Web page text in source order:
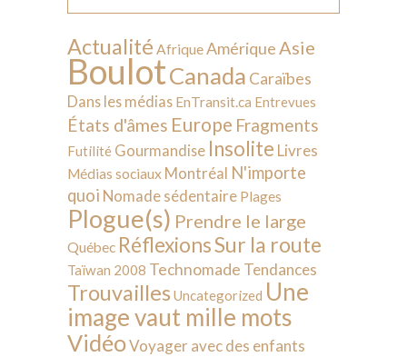
Actualité AfriqueAmérique Asie
BoulotCanada Caraïbes
Dans les médias EnTransit.ca Entrevues
États d'âmes Europe Fragments
Futilité Gourmandise Insolite Livres
Médias sociaux Montréal N'importe
quoi Nomade sédentaire Plages
Plogue(s) Prendre le large
Québec RéflexionsSur la route
Taïwan 2008 Technomade Tendances
Trouvailles Uncategorized Une
image vaut mille mots
VidéoVoyager avec des enfants